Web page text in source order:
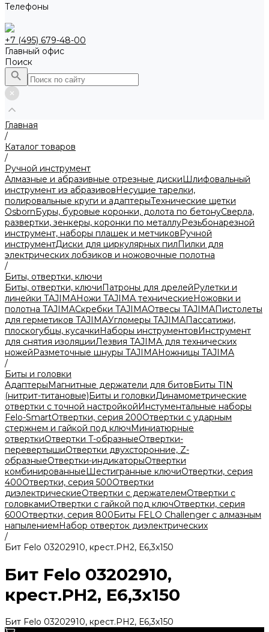
Телефоны
+7 (495) 679-48-00
Главный офис
Поиск
Главная
/
Каталог товаров
/
Ручной инструмент
Алмазные и абразивные отрезные дискиШлифовальный
инструмент из абразивовНесущие тарелки,
полировальные круги и адаптерыТехнические щетки
OsbornБуры, буровые коронки, долота по бетонуСверла,
развертки, зенкеры, коронки по металлуРезьбонарезной
инструмент, наборы плашек и метчиковРучной
инструментДиски для циркулярных пилПилки для
электрических лобзиков и ножовочные полотна
/
Биты, отвертки, ключи
Биты, отвертки, ключиПатроны для дрелейРулетки и
линейки TAJIMAНожи TAJIMA техническиеНожовки и
полотна TAJIMAСкребки TAJIMAОтвесы TAJIMAПистолеты
для герметиков TAJIMAУгломеры TAJIMAПассатижи,
плоскогубцы, кусачкиНаборы инструментовИнструмент
для снятия изоляцииЛезвия TAJIMA для технических
ножейРазметочные шнуры TAJIMAНожницы TAJIMA
/
Биты и головки
АдаптерыМагнитные держатели для битовБиты TIN
(нитрит-титановые)Биты и головкиДинамометрические
отвертки с точной настройкойИнстументальные наборы
Felo-SmartОтвертки, серия 200Отвертки с ударным
стержнем и гайкой под ключМиниатюрные
отверткиОтвертки T-образныеОтвертки-
перевертышиОтвертки двухсторонние, Z-
образныеОтвертки-индикаторыОтвертки
комбинированныеШестигранные ключиОтвертки, серия
400Отвертки, серия 500Отвертки
диэлектрическиеОтвертки с держателемОтвертки с
головкамиОтвертки с гайкой под ключОтвертки, серия
600Отвертки, серия 800Биты FELO Challenger с алмазным
напылениемНабор отверток диэлектрических
/
Бит Felo 03202910, крест.PН2, Е6,3х150
Бит Felo 03202910,
крест.PН2, Е6,3х150
Бит Felo 03202910, крест.PН2, Е6,3х150